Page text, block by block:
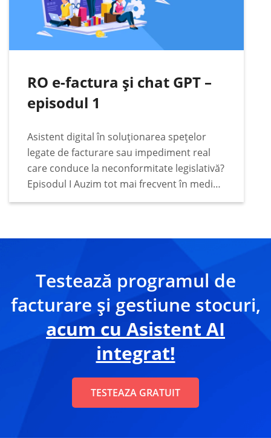
RO e-factura și chat GPT –
episodul 1
Asistent digital în soluționarea spețelor
legate de facturare sau impediment real
care conduce la neconformitate legislativă?
Episodul I Auzim tot mai frecvent în mediul
de afaceri faptul că tot mai mulți deținători
Testează programul de
facturare și gestiune stocuri,
acum cu Asistent AI
integrat!
TESTEAZA GRATUIT